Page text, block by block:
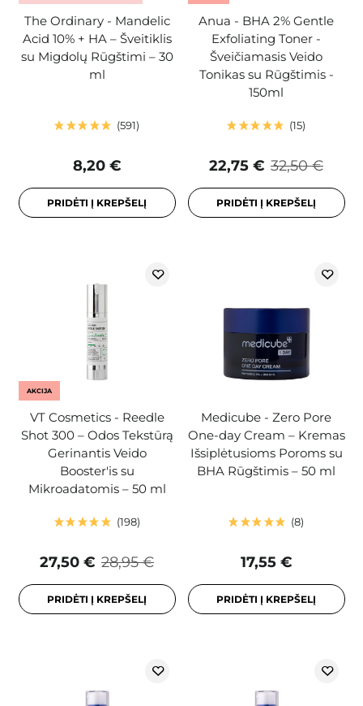
The Ordinary - Mandelic
Acid 10% + HA – Šveitiklis
su Migdolų Rūgštimi – 30
ml
591
8,20 €
PRIDĖTI Į KREPŠELĮ
Anua - BHA 2% Gentle
Exfoliating Toner -
Šveičiamasis Veido
Tonikas su Rūgštimis -
150ml
15
32,50 €
22,75 €
PRIDĖTI Į KREPŠELĮ
AKCIJA
VT Cosmetics - Reedle
Shot 300 – Odos Tekstūrą
Gerinantis Veido
Booster'is su
Mikroadatomis – 50 ml
198
28,95 €
27,50 €
PRIDĖTI Į KREPŠELĮ
Medicube - Zero Pore
One-day Cream – Kremas
Išsiplėtusioms Poroms su
BHA Rūgštimis – 50 ml
8
17,55 €
PRIDĖTI Į KREPŠELĮ